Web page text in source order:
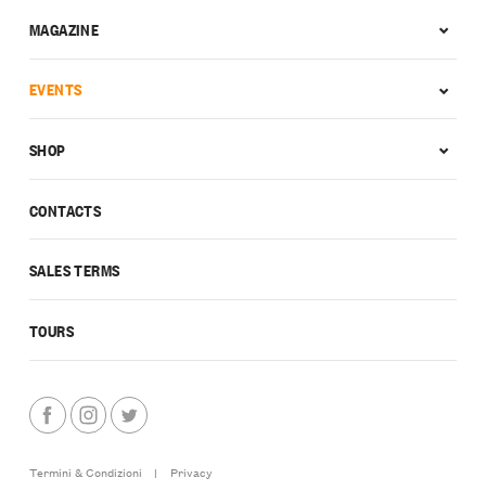
CONTACTS
SALES TERMS
TOURS
MAGAZINE
EVENTS
SHOP
Termini & Condizioni |
Privacy